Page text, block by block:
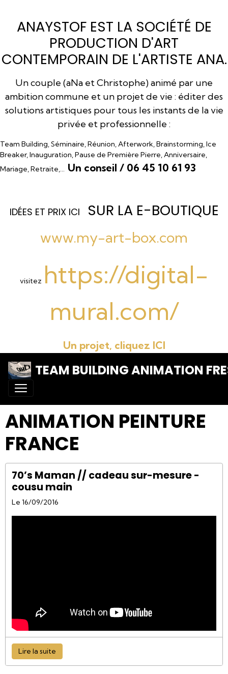
ANAYSTOF EST LA SOCIÉTÉ DE
PRODUCTION D'ART
CONTEMPORAIN DE L'ARTISTE ANA.
Un couple (aNa et Christophe) animé par une
ambition commune et un projet de vie : éditer des
solutions artistiques pour tous les instants de la vie
privée et professionnelle :
Team Building, Séminaire, Réunion, Afterwork, Brainstorming, Ice
Breaker, Inauguration, Pause de Première Pierre, Anniversaire,
Mariage, Retraite,… Un conseil / 06 45 10 61 93
IDÉES ET PRIX ICI SUR LA E-BOUTIQUE
www.my-art-box.com
visitez https://digital-
mural.com/
Un projet, cliquez ICI
TEAM BUILDING ANIMATION
ANIMATION PEINTURE
FRANCE
70’s Maman // cadeau sur-mesure -
cousu main
Le 16/09/2016
Lire la suite